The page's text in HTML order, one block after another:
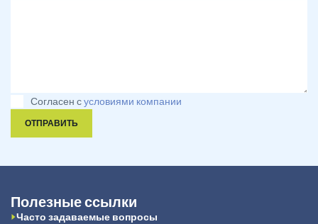
Согласен сусловиями компании
ОТПРАВИТЬ
Полезные ссылки
Часто задаваемые вопросы